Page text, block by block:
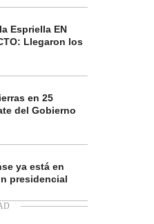
Espriella EN
Llegaron los
en 25
del Gobierno
ya está en
presidencial